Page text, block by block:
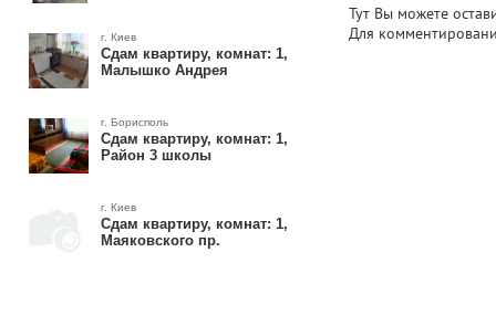
г. Киев
Сдам квартиру, комнат: 1,
Малышко Андрея
г. Борисполь
Сдам квартиру, комнат: 1,
Район 3 школы
г. Киев
Сдам квартиру, комнат: 1,
Маяковского пр.
Тут Вы можете
Для